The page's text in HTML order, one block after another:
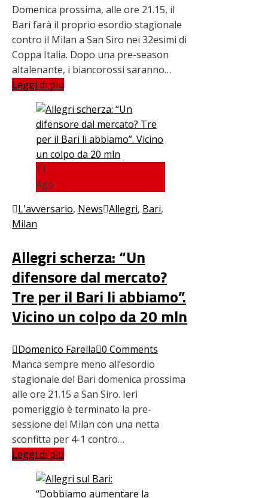
Domenica prossima, alle ore 21.15, il
Bari farà il proprio esordio stagionale
contro il Milan a San Siro nei 32esimi di
Coppa Italia. Dopo una pre-season
altalenante, i biancorossi saranno…
Leggi di più
11
Ago
L'avversario, News Allegri, Bari,
Milan
Allegri scherza: “Un
difensore dal mercato?
Tre per il Bari li abbiamo”.
Vicino un colpo da 20 mln
Domenico Farella 0 Comments
Manca sempre meno all’esordio
stagionale del Bari domenica prossima
alle ore 21.15 a San Siro. Ieri
pomeriggio è terminato la pre-
sessione del Milan con una netta
sconfitta per 4-1 contro…
Leggi di più